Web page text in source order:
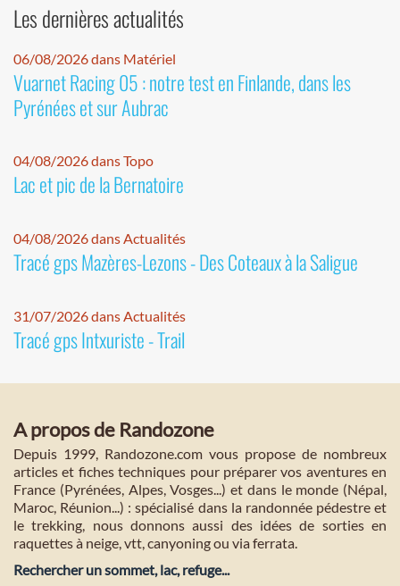
Les dernières actualités
06/08/2026 dans Matériel
Vuarnet Racing 05 : notre test en Finlande, dans les
Pyrénées et sur Aubrac
04/08/2026 dans Topo
Lac et pic de la Bernatoire
04/08/2026 dans Actualités
Tracé gps Mazères-Lezons - Des Coteaux à la Saligue
31/07/2026 dans Actualités
Tracé gps Intxuriste - Trail
A propos de Randozone
Depuis 1999, Randozone.com vous propose de nombreux
articles et fiches techniques pour préparer vos aventures en
France (Pyrénées, Alpes, Vosges...) et dans le monde (Népal,
Maroc, Réunion...) : spécialisé dans la randonnée pédestre et
le trekking, nous donnons aussi des idées de sorties en
raquettes à neige, vtt, canyoning ou via ferrata.
Rechercher un sommet, lac, refuge...